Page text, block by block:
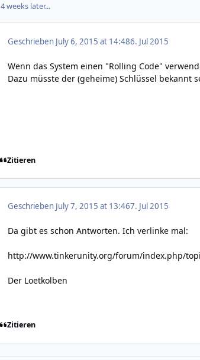
4 weeks later...
Geschrieben July 6, 2015 at 14:486. Jul 2015
Wenn das System einen "Rolling Code"
Dazu müsste der (geheime) Schlüssel bekannt
Zitieren
Geschrieben July 7, 2015 at 13:467. Jul 2015
Da gibt es schon Antworten. Ich verlinke mal:
http://www.tinkerunity.org/forum/index.php/
Der Loetkolben
Zitieren